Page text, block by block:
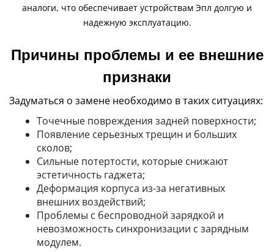
аналоги, что обеспечивает устройствам Эпл долгую и
надежную эксплуатацию.
Причины проблемы и ее внешние
признаки
Задуматься о замене необходимо в таких ситуациях:
Точечные повреждения задней поверхности;
Появление серьезных трещин и больших
сколов;
Сильные потертости, которые снижают
эстетичность гаджета;
Деформация корпуса из-за негативных
внешних воздействий;
Проблемы с беспроводной зарядкой и
невозможность синхронизации с зарядным
модулем.